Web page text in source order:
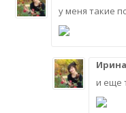
у меня такие
и еще